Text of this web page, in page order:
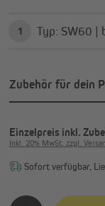
1 Typ:
Zubehör für dein
Einzelpreis inkl.
Inkl. 20% MwSt. zzgl.
Sofort verfügbar,
Produkt